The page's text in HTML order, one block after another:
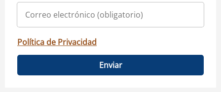
Política de Privacidad
Enviar